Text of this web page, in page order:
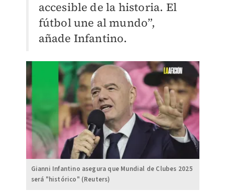
accesible de la historia. El
fútbol une al mundo”,
añade Infantino.
Gianni Infantino asegura que Mundial de Clubes 2025
será "histórico" (Reuters)